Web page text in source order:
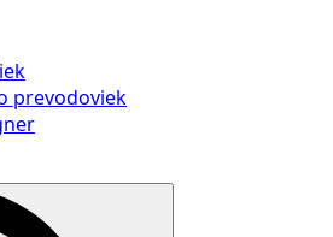
prevodoviek